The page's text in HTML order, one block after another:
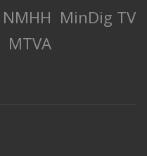
NMHH MinDig TV
MTVA